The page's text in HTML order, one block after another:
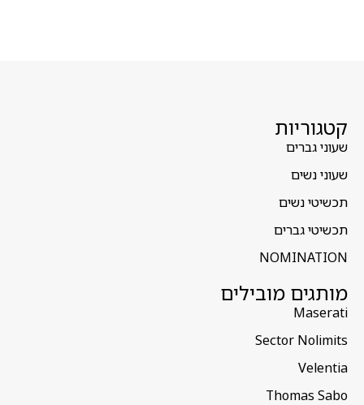
קטגוריות
שעוני גברים
שעוני נשים
תכשיטי נשים
תכשיטי גברים
NOMINATION
מותגים מובילים
Maserati
Sector Nolimits
Velentia
Thomas Sabo